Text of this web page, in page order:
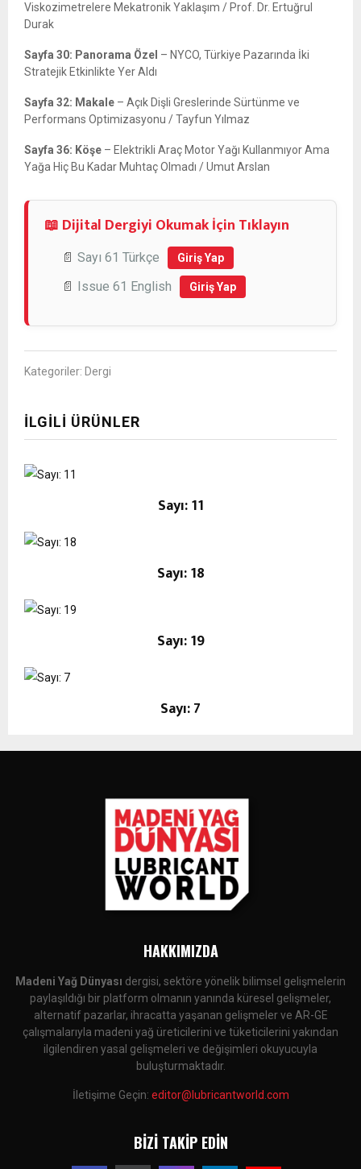
Viskozimetrelere Mekatronik Yaklaşım / Prof. Dr. Ertuğrul
Durak
Sayfa 30: Panorama Özel – NYCO, Türkiye Pazarında İki
Stratejik Etkinlikte Yer Aldı
Sayfa 32: Makale – Açık Dişli Greslerinde Sürtünme ve
Performans Optimizasyonu / Tayfun Yılmaz
Sayfa 36: Köşe – Elektrikli Araç Motor Yağı Kullanmıyor Ama
Yağa Hiç Bu Kadar Muhtaç Olmadı / Umut Arslan
📖 Dijital Dergiyi Okumak İçin Tıklayın
📄 Sayı 61 Türkçe Giriş Yap
📄 Issue 61 English Giriş Yap
Kategoriler: Dergi
İLGILI ÜRÜNLER
Sayı: 11
Sayı: 18
Sayı: 19
Sayı: 7
HAKKIMIZDA
Madeni Yağ Dünyası dergisi, sektöre yönelik bilimsel gelişmelerin
paylaşıldığı bir platform olmanın yanında küresel gelişmeler,
alternatif pazarlar, ihracatta yaşanan gelişmeler ve AR-GE
çalışmalarıyla madeni yağ üreticilerini ve tüketicilerini yakından
ilgilendiren yasal gelişmeleri ve değişimleri okuyucuyla
buluşturmaktadır.
İletişime Geçin: editor@lubricantworld.com
BIZI TAKIP EDIN